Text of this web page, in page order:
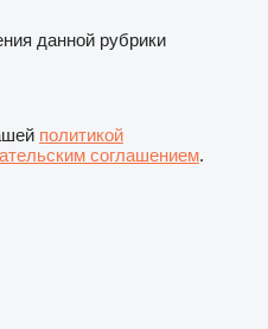
данной рубрики
политикой
соглашением.